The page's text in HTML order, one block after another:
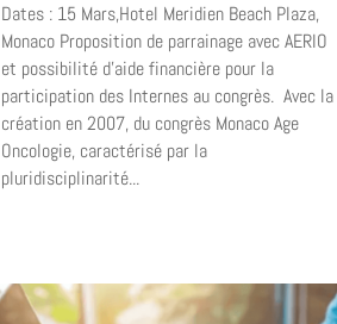
Dates : 15 Mars,Hotel Meridien Beach Plaza,
Monaco Proposition de parrainage avec AERIO
et possibilité d'aide financière pour la
participation des Internes au congrès. Avec la
création en 2007, du congrès Monaco Age
Oncologie, caractérisé par la
pluridisciplinarité...